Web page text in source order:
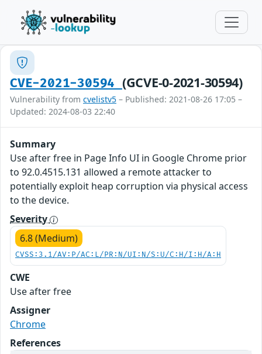
CVE-2021-30594 (GCVE-0-2021-30594)
Vulnerability from cvelistv5 – Published: 2021-08-26 17:05 –
Updated: 2024-08-03 22:40
Summary
Use after free in Page Info UI in Google Chrome prior
to 92.0.4515.131 allowed a remote attacker to
potentially exploit heap corruption via physical access
to the device.
Severity
6.8 (Medium)
CVSS:3.1/AV:P/AC:L/PR:N/UI:N/S:U/C:H/I:H/A:H
CWE
Use after free
Assigner
Chrome
References